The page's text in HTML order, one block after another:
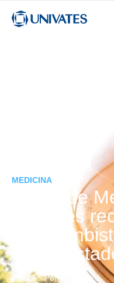
MEDICINA
Curso de
Univates
e dos
Por Lais Pontin Matos